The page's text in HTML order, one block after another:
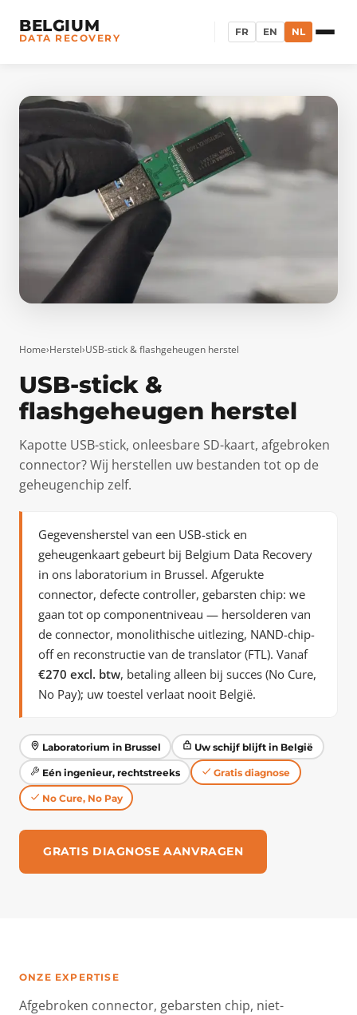
BELGIUM
DATA RECOVERY FR EN NL
Home›Herstel›USB-stick & flashgeheugen herstel
USB-stick &
flashgeheugen herstel
Kapotte USB-stick, onleesbare SD-kaart, afgebroken
connector? Wij herstellen uw bestanden tot op de
geheugenchip zelf.
Gegevensherstel van een USB-stick en
geheugenkaart gebeurt bij Belgium Data Recovery
in ons laboratorium in Brussel. Afgerukte
connector, defecte controller, gebarsten chip: we
gaan tot op componentniveau — hersolderen van
de connector, monolithische uitlezing, NAND-chip-
off en reconstructie van de translator (FTL). Vanaf
€270 excl. btw, betaling alleen bij succes (No Cure,
No Pay); uw toestel verlaat nooit België.
Laboratorium in Brussel Uw schijf blijft in België
Eén ingenieur, rechtstreeks Gratis diagnose
No Cure, No Pay
GRATIS DIAGNOSE AANVRAGEN
ONZE EXPERTISE
Afgebroken connector, gebarsten chip, niet-